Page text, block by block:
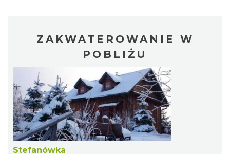
ZAKWATEROWANIE W
POBLIŻU
Stefanówka